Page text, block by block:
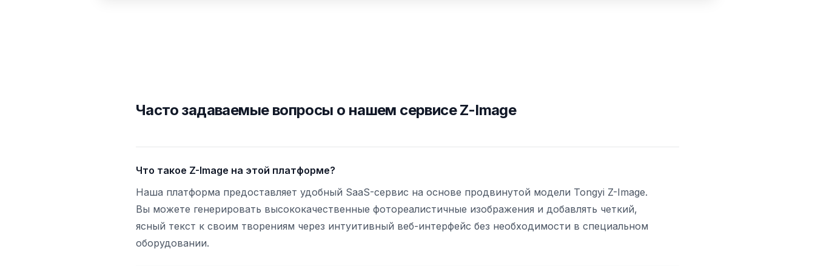
Часто задаваемые вопросы о нашем сервисе Z-Image
Что такое Z-Image на этой платформе?
Наша платформа предоставляет удобный SaaS-сервис на основе продвинутой модели Tongyi Z-Image.
Вы можете генерировать высококачественные фотореалистичные изображения и добавлять четкий,
ясный текст к своим творениям через интуитивный веб-интерфейс без необходимости в специальном
оборудовании.